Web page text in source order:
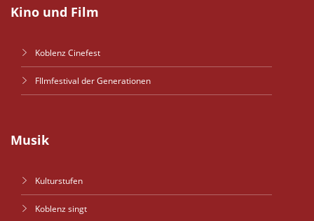
Kino und Film
Koblenz Cinefest
FIlmfestival der Generationen
Musik
Kulturstufen
Koblenz singt